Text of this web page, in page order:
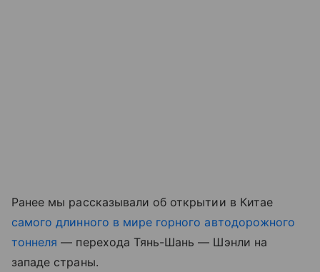
Ранее мы рассказывали об открытии в Китае
самого длинного в мире горного автодорожного
тоннеля — перехода Тянь-Шань — Шэнли на
западе страны.